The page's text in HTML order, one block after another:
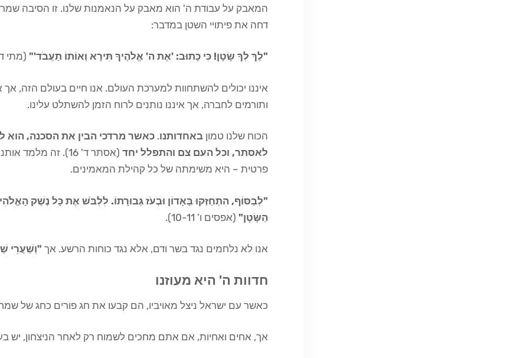
המאבק על עבודת ה' הוא מאבק על הנאמנות שלנו. זו הסיבה
דחה את פיתויי השטן במדבר:
"לֶךְ לְךָ שָׂטָן! כִּי כָתוּב: 'אֶת ה' אֱלֹהֶיךָ תִּירָא וְאוֹתוֹ תַעֲבֹד'" (מתי ד'
איננו יכולים להשתחוות למערכת העולם. אנו חיים בעולם הזה, אך
ותורמים לחברה, אך איננו נותנים לרוח הזמן להשתלט עלינו.
הכוח שלנו טמון באחדותנו. כאשר מרדכי הבין את הסכנה,
לאסתר, וכל העם צם והתפלל יחד
(אסתר ד' 16). זה
פרטית – היא משימתה של כל קהילת המאמינים.
"לְבַסּוֹף, הִתְחַזְּקוּ בָּאָדוֹן וּבְעֹז גְּבוּרָתוֹ. לִלְבֹּשׁ אֶת כָּל נֶשֶׁק
הַשָּׂטָן" (אפסים ו' 10-11).
אנו לא נלחמים נגד בשר ודם, אלא נגד כוחות הרשע. אך "וְשַׁעֲרֵי
חדוות ה' היא מעוזנו
כאשר עם ישראל ניצל מאויביו, הם קבעו את חג פורים כחג של
אך, אחים ואחיות, אם אתם מחכים לשמוח רק לאחר הניצחון, יש